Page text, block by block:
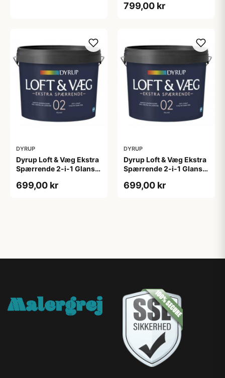
799,00 kr
DYRUP
Dyrup Loft & Væg Ekstra
Spærrende 2-i-1 Glans 2
699,00 kr
DYRUP
Dyrup Loft & Væg Ekstra
Spærrende 2-i-1 Glans 2
699,00 kr